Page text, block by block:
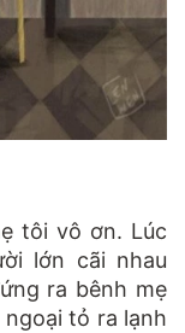
tôi vô ơn. Lúc
lớn cãi nhau
ra bênh mẹ
tỏ ra lạnh